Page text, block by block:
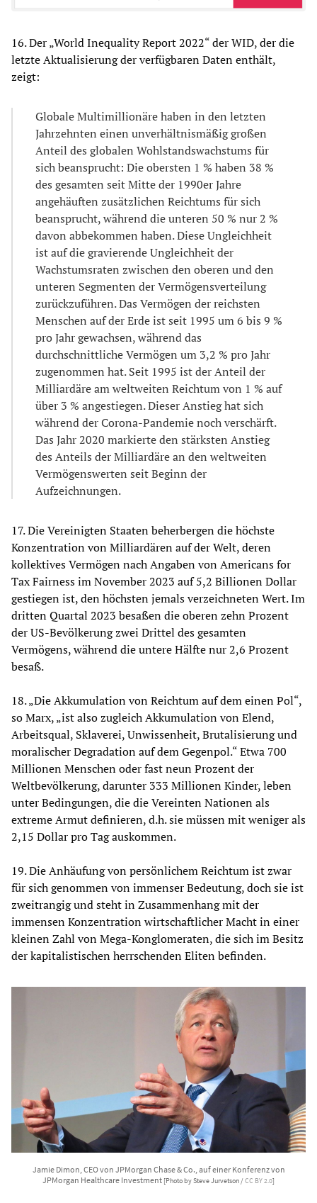
16. Der „World Inequality Report 2022“ der WID, der die
letzte Aktualisierung der verfügbaren Daten enthält,
zeigt:
Globale Multimillionäre haben in den letzten
Jahrzehnten einen unverhältnismäßig großen
Anteil des globalen Wohlstandswachstums für
sich beansprucht: Die obersten 1 % haben 38 %
des gesamten seit Mitte der 1990er Jahre
angehäuften zusätzlichen Reichtums für sich
beansprucht, während die unteren 50 % nur 2 %
davon abbekommen haben. Diese Ungleichheit
ist auf die gravierende Ungleichheit der
Wachstumsraten zwischen den oberen und den
unteren Segmenten der Vermögensverteilung
zurückzuführen. Das Vermögen der reichsten
Menschen auf der Erde ist seit 1995 um 6 bis 9 %
pro Jahr gewachsen, während das
durchschnittliche Vermögen um 3,2 % pro Jahr
zugenommen hat. Seit 1995 ist der Anteil der
Milliardäre am weltweiten Reichtum von 1 % auf
über 3 % angestiegen. Dieser Anstieg hat sich
während der Corona-Pandemie noch verschärft.
Das Jahr 2020 markierte den stärksten Anstieg
des Anteils der Milliardäre an den weltweiten
Vermögenswerten seit Beginn der
Aufzeichnungen.
17. Die Vereinigten Staaten beherbergen die höchste
Konzentration von Milliardären auf der Welt, deren
kollektives Vermögen nach Angaben von Americans for
Tax Fairness im November 2023 auf 5,2 Billionen Dollar
gestiegen ist, den höchsten jemals verzeichneten Wert. Im
dritten Quartal 2023 besaßen die oberen zehn Prozent
der US-Bevölkerung zwei Drittel des gesamten
Vermögens, während die untere Hälfte nur 2,6 Prozent
besaß.
18. „Die Akkumulation von Reichtum auf dem einen Pol“,
so Marx, „ist also zugleich Akkumulation von Elend,
Arbeitsqual, Sklaverei, Unwissenheit, Brutalisierung und
moralischer Degradation auf dem Gegenpol.“ Etwa 700
Millionen Menschen oder fast neun Prozent der
Weltbevölkerung, darunter 333 Millionen Kinder, leben
unter Bedingungen, die die Vereinten Nationen als
extreme Armut definieren, d.h. sie müssen mit weniger als
2,15 Dollar pro Tag auskommen.
19. Die Anhäufung von persönlichem Reichtum ist zwar
für sich genommen von immenser Bedeutung, doch sie ist
zweitrangig und steht in Zusammenhang mit der
immensen Konzentration wirtschaftlicher Macht in einer
kleinen Zahl von Mega-Konglomeraten, die sich im Besitz
der kapitalistischen herrschenden Eliten befinden.
Jamie Dimon, CEO von JPMorgan Chase & Co., auf einer Konferenz von
JPMorgan Healthcare Investment [Photo by Steve Jurvetson /CC BY 2.0]